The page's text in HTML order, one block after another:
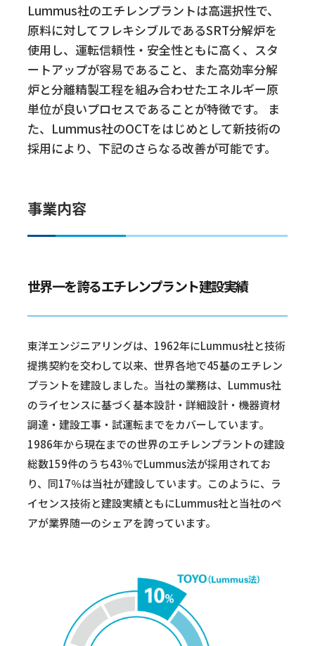
Lummus社のエチレンプラントは高選択性で、
原料に対してフレキシブルであるSRT分解炉を
使用し、運転信頼性・安全性ともに高く、スタ
ートアップが容易であること、また高効率分解
炉と分離精製工程を組み合わせたエネルギー原
単位が良いプロセスであることが特徴です。 ま
た、Lummus社のOCTをはじめとして新技術の
採用により、下記のさらなる改善が可能です。
事業内容
世界一を誇るエチレンプラント建設実績
東洋エンジニアリングは、1962年にLummus社と技術
提携契約を交わして以来、世界各地で45基のエチレン
プラントを建設しました。当社の業務は、Lummus社
のライセンスに基づく基本設計・詳細設計・機器資材
調達・建設工事・試運転までをカバーしています。
1986年から現在までの世界のエチレンプラントの建設
総数159件のうち43％でLummus法が採用されてお
り、同17％は当社が建設しています。このように、ラ
イセンス技術と建設実績ともにLummus社と当社のペ
アが業界随一のシェアを誇っています。